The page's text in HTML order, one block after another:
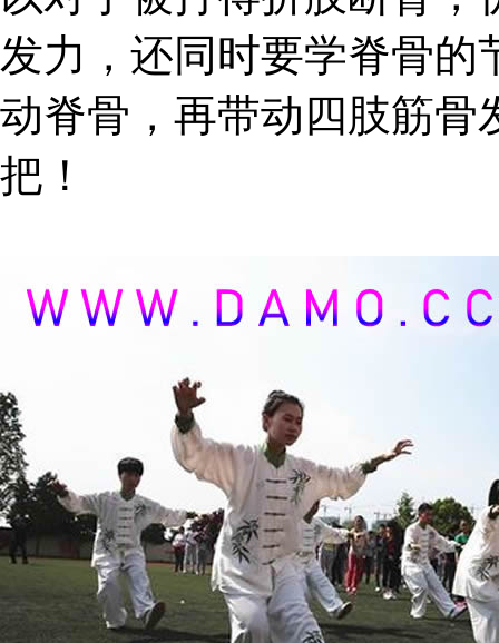
发力，还同时要学脊骨的
动脊骨，再带动四肢筋骨
把！